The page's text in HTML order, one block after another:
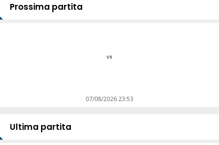
Prossima partita
vs
07/08/2026 23:53
Ultima partita